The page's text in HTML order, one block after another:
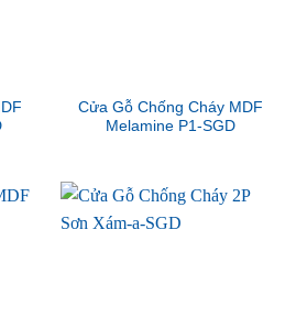
Cửa Gỗ Chống Cháy MDF
Melamine P1-SGD